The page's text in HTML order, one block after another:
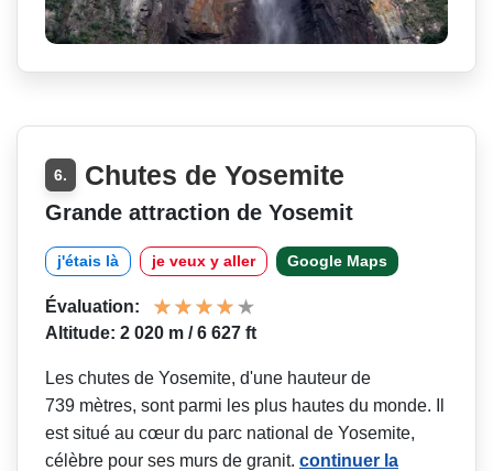
6. Chutes de Yosemite
Grande attraction de Yosemit
j'étais là je veux y aller Google Maps
Évaluation:
Altitude: 2 020 m / 6 627 ft
Les chutes de Yosemite, d'une hauteur de
739 mètres, sont parmi les plus hautes du monde. Il
est situé au cœur du parc national de Yosemite,
célèbre pour ses murs de granit. continuer la